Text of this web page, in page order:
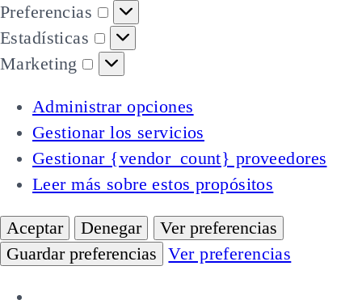
Preferencias
Preferencias
Estadísticas
Estadísticas
Marketing
Marketing
Administrar opciones
Gestionar los servicios
Gestionar {vendor_count} proveedores
Leer más sobre estos propósitos
Aceptar Denegar
Ver preferencias
Guardar preferencias
Ver preferencias